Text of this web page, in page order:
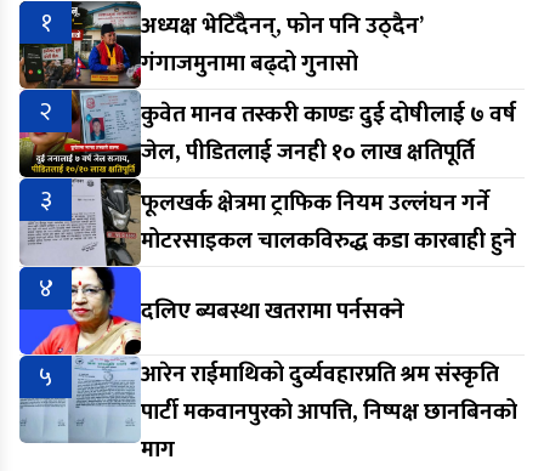
१
अध्यक्ष भेटिँदैनन्, फोन पनि उठ्दैन’
गंगाजमुनामा बढ्दो गुनासो
२
कुवेत मानव तस्करी काण्डः दुई दोषीलाई ७ वर्ष
जेल, पीडितलाई जनही १० लाख क्षतिपूर्ति
३
फूलखर्क क्षेत्रमा ट्राफिक नियम उल्लंघन गर्ने
मोटरसाइकल चालकविरुद्ध कडा कारबाही हुने
४
दलिए ब्यबस्था खतरामा पर्नसक्ने
५
आरेन राईमाथिको दुर्व्यवहारप्रति श्रम संस्कृति
पार्टी मकवानपुरको आपत्ति, निष्पक्ष छानबिनको
माग